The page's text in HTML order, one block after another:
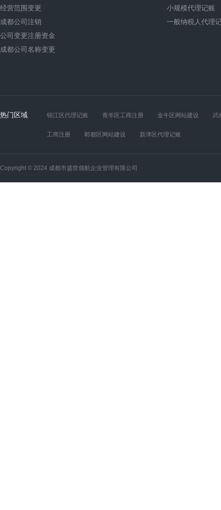
经营范围变更
成都公司注销
公司变更注册资金
成都公司名称变更
小规模代理记账
一般纳税人代理
热门区域 锦江区代理记账 青羊区工商注册 金牛区网站建设 武
工商注册 郫都区网站建设 新津区代理记账
Copyright © 2024 成都市盛世领航企业管理有限公司